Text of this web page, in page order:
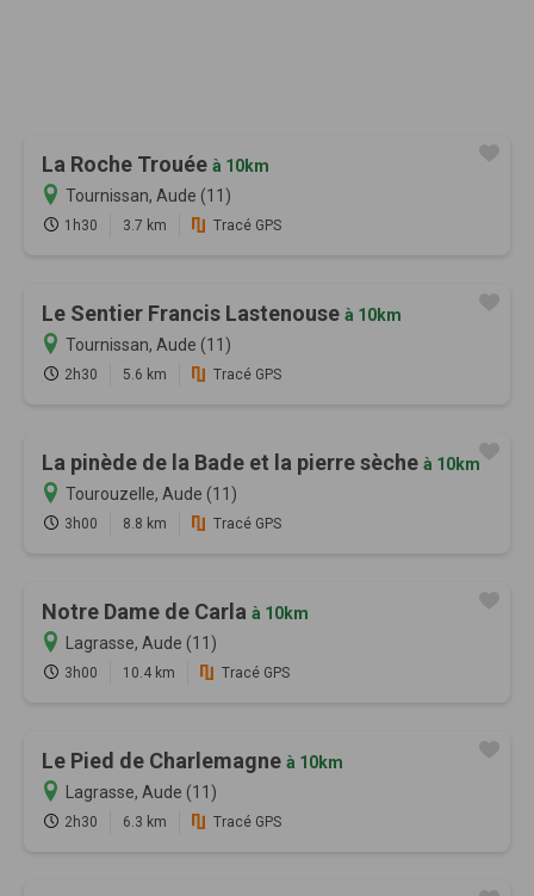
La Roche Trouée à 10km
Tournissan, Aude (11)
1h30 3.7 km Tracé GPS
Le Sentier Francis Lastenouse à 10km
Tournissan, Aude (11)
2h30 5.6 km Tracé GPS
La pinède de la Bade et la pierre sèche à 10km
Tourouzelle, Aude (11)
3h00 8.8 km Tracé GPS
Notre Dame de Carla à 10km
Lagrasse, Aude (11)
3h00 10.4 km Tracé GPS
Le Pied de Charlemagne à 10km
Lagrasse, Aude (11)
2h30 6.3 km Tracé GPS